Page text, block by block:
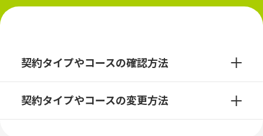
契約タイプやコースの確認方法
契約タイプやコースの変更方法